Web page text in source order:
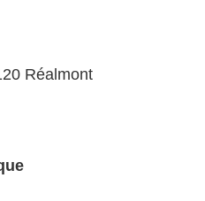
Réalmont